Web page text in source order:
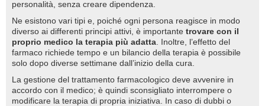
personalità, senza creare dipendenza.
Ne esistono vari tipi e, poiché ogni persona reagisce in modo
diverso ai differenti principi attivi, è importante trovare con il
proprio medico la terapia più adatta . Inoltre, l’effetto del
farmaco richiede tempo e un bilancio della terapia è possibile
solo dopo diverse settimane dall’inizio della cura.
La gestione del trattamento farmacologico deve avvenire in
accordo con il medico; è quindi sconsigliato interrompere o
modificare la terapia di propria iniziativa. In caso di dubbi o